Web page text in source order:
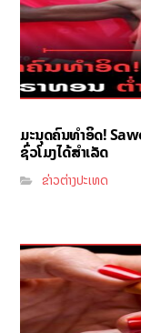
ມະນຸດຄົນທຳອິດ!
ຊົ່ວໂມງໄດ້ສຳເລັດ
ຂ່າວຕ່າງປະເທດ